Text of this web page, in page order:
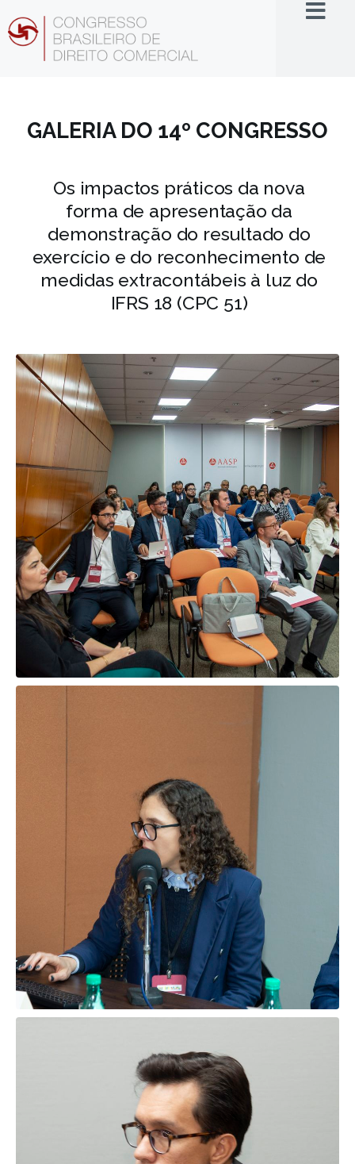
GALERIA DO 14º CONGRESSO
Os impactos práticos da nova
forma de apresentação da
demonstração do resultado do
exercício e do reconhecimento de
medidas extracontábeis à luz do
IFRS 18 (CPC 51)